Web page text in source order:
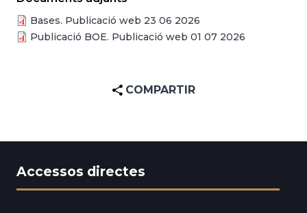
Bases. Publicació web 23 06 2026
Publicació BOE. Publicació web 01 07 2026
COMPARTIR
Accessos directes